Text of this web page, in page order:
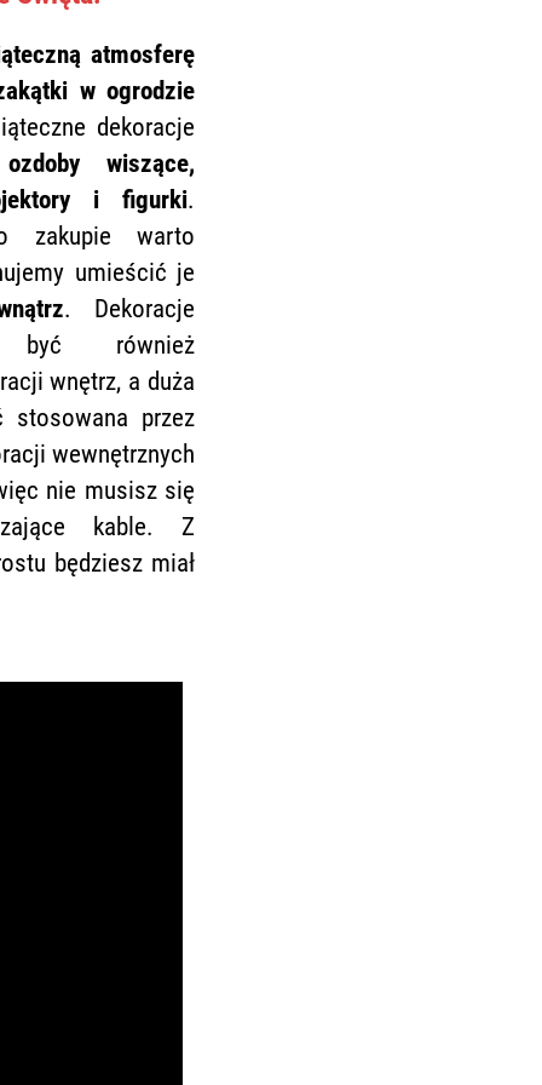
atmosferę
w ogrodzie
dekoracje
wiszące,
i figurki.
zakupie warto
umieścić je
. Dekoracje
być również
wnętrz, a duża
przez
wewnętrznych
nie musisz się
kable. Z
będziesz miał